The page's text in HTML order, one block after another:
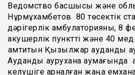
Ведомство басшысы және
Нұрмұхамбетов 80 төсектік
дәрігерлік амбулаторияны, 8
акушерлік пунктті және 40
қамтитын Қызылжар аудандық
Аудандық аурухана
келушіге арналған жаңа